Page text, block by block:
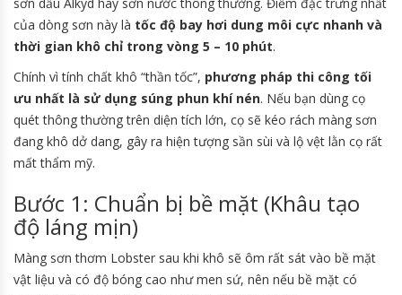
sơn dầu Alkyd hay sơn nước thông thường. Điểm đặc trưng nhất
của dòng sơn này là tốc độ bay hơi dung môi cực nhanh và
thời gian khô chỉ trong vòng 5 – 10 phút.
Chính vì tính chất khô “thần tốc”, phương pháp thi công tối
ưu nhất là sử dụng súng phun khí nén. Nếu bạn dùng cọ
quét thông thường trên diện tích lớn, cọ sẽ kéo rách màng sơn
đang khô dở dang, gây ra hiện tượng sần sùi và lộ vệt lằn cọ rất
mất thẩm mỹ.
Bước 1: Chuẩn bị bề mặt (Khâu tạo
độ láng mịn)
Màng sơn thơm Lobster sau khi khô sẽ ôm rất sát vào bề mặt
vật liệu và có độ bóng cao như men sứ, nên nếu bề mặt có